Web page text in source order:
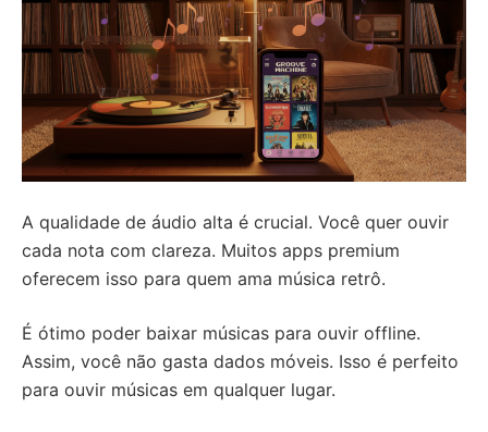
A qualidade de áudio alta é crucial. Você quer ouvir
cada nota com clareza. Muitos apps premium
oferecem isso para quem ama música retrô.
É ótimo poder baixar músicas para ouvir offline.
Assim, você não gasta dados móveis. Isso é perfeito
para ouvir músicas em qualquer lugar.